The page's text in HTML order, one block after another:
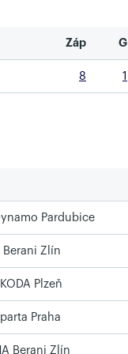
Záp G
8 1
Pardubice
Berani Zlín
Plzeň
Praha
Berani Zlín